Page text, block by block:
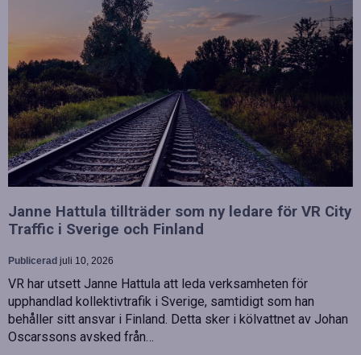
Janne Hattula tillträder som ny ledare för VR City
Traffic i Sverige och Finland
Publicerad juli 10, 2026
VR har utsett Janne Hattula att leda verksamheten för
upphandlad kollektivtrafik i Sverige, samtidigt som han
behåller sitt ansvar i Finland. Detta sker i kölvattnet av Johan
Oscarssons avsked från…